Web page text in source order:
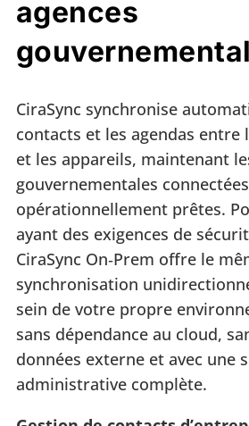
agences
CiraSync synchronise
contacts et les agendas entre
et les appareils, maintenant
gouvernementales
opérationnellement prêtes.
ayant des exigences de
CiraSync On‑Prem offre le
synchronisation
sein de votre propre
sans dépendance au cloud,
données externe et avec une
administrative complète.